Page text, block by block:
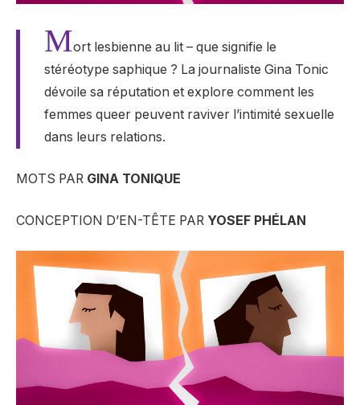
Mort lesbienne au lit – que signifie le
stéréotype saphique ? La journaliste Gina Tonic
dévoile sa réputation et explore comment les
femmes queer peuvent raviver l’intimité sexuelle
dans leurs relations.
MOTS PAR GINA TONIQUE
CONCEPTION D’EN-TÊTE PAR YOSEF PHÉLAN